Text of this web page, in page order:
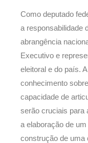
Como deputado
a responsabilidade
abrangência
Executivo e
eleitoral e do país.
conhecimento
capacidade de
serão cruciais para
a elaboração de
construção de uma